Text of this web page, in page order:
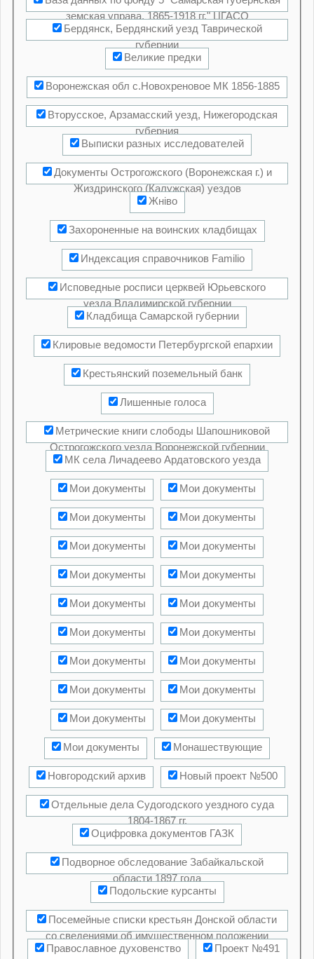
земская управа. 1865-1918 гг." ЦГАСО
Бердянск, Бердянский уезд Таврической
губернии
Великие предки
Воронежская обл с.Новохреновое МК 1856-1885
Вторусское, Арзамасский уезд, Нижегородская
губерния
Выписки разных исследователей
Документы Острогожского (Воронежская г.) и
Жиздринского (Калужская) уездов
Жнiво
Захороненные на воинских кладбищах
Индексация справочников Familio
Исповедные росписи церквей Юрьевского
уезда Владимирской губернии
Кладбища Самарской губернии
Клировые ведомости Петербургской епархии
Крестьянский поземельный банк
Лишенные голоса
Метрические книги слободы Шапошниковой
Острогожского уезда Воронежской губернии
МК села Личадеево Ардатовского уезда
Мои документы Мои документы
Мои документы Мои документы
Мои документы Мои документы
Мои документы Мои документы
Мои документы Мои документы
Мои документы Мои документы
Мои документы Мои документы
Мои документы Мои документы
Мои документы Мои документы
Мои документы Монашествующие
Новгородский архив Новый проект №500
Отдельные дела Судогодского уездного суда
1804-1867 гг.
Оцифровка документов ГАЗК
Подворное обследование Забайкальской
области 1897 года
Подольские курсанты
Посемейные списки крестьян Донской области
со сведениями об имущественном положении
(1911 год)
Православное духовенство Проект №491